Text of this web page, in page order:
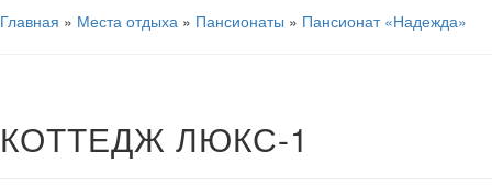
Главная » Места отдыха » Пансионаты » Пансионат «Надежда»
КОТТЕДЖ ЛЮКС-1